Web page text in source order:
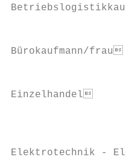
Bürokaufmann/
Einzelhandel
Elektrotechnik -